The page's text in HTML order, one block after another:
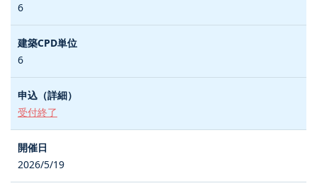
6
6
受付終了
2026/5/19